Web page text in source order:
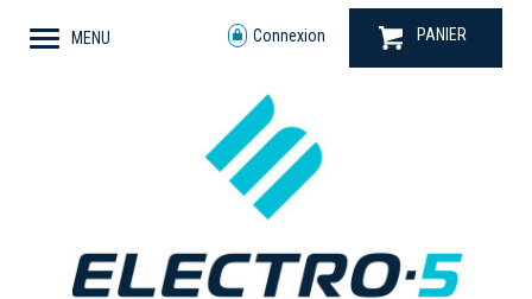
MENU Connexion PANIER